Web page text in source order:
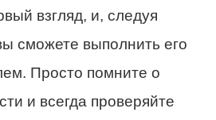
взгляд, и, следуя
сможете выполнить его
Просто помните о
и всегда проверяйте